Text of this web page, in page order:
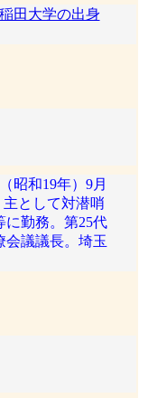
田大学の出身
昭和19年）9月
として対潜哨
に勤務。第25代
会議議長。埼玉